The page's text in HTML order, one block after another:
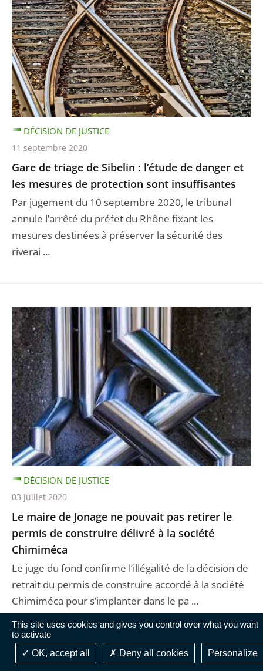
This site uses cookies and gives you control over what you want
to activate
OK, accept all
Deny all cookies Personalize
Gare de triage de Sibelin : l’étude de danger et
les mesures de protection sont insuffisantes
Par jugement du 10 septembre 2020, le tribunal
annule l’arrêté du préfet du Rhône fixant les
mesures destinées à préserver la sécurité des
riverai ...
DÉCISION DE JUSTICE
11 septembre 2020
Le maire de Jonage ne pouvait pas retirer le
permis de construire délivré à la société
Chimiméca
Le juge du fond confirme l’illégalité de la décision de
retrait du permis de construire accordé à la société
Chimiméca pour s’implanter dans le pa ...
DÉCISION DE JUSTICE
03 juillet 2020